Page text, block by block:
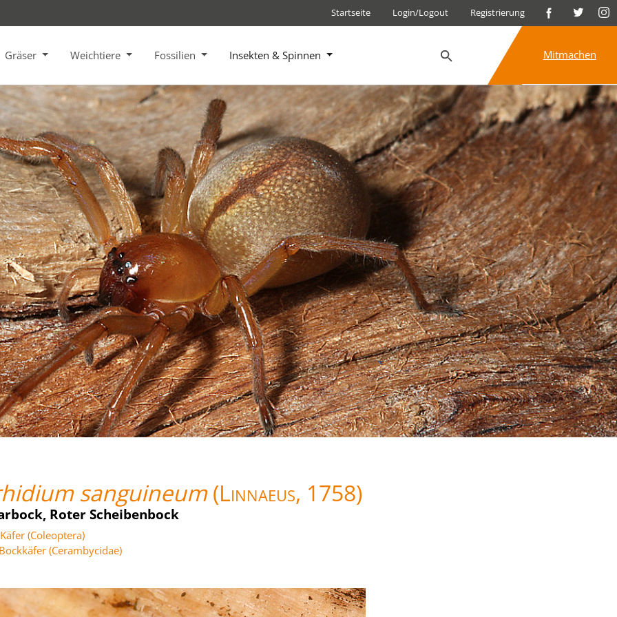
Startseite Login/Logout Registrierung
Gräser Weichtiere Fossilien Insekten & Spinnen Mitmachen
sanguineum(Linnaeus, 1758)
Roter Scheibenbock
Käfer (Coleoptera)
Bockkäfer (Cerambycidae)